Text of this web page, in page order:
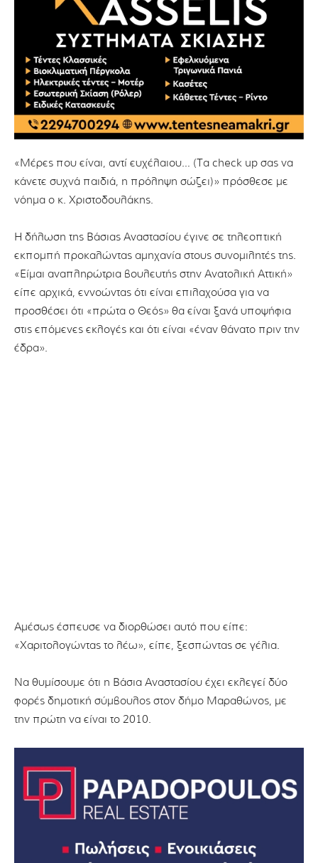
«Μέρες που είναι, αντί ευχέλαιου… (Τα check up σας να
κάνετε συχνά παιδιά, η πρόληψη σώζει)» πρόσθεσε με
νόημα ο κ. Χριστοδουλάκης.
Η δήλωση της Βάσιας Αναστασίου έγινε σε τηλεοπτική
εκπομπή προκαλώντας αμηχανία στους συνομιλητές της.
«Είμαι αναπληρώτρια βουλευτής στην Ανατολική Αττική»
είπε αρχικά, εννοώντας ότι είναι επιλαχούσα για να
προσθέσει ότι «πρώτα ο Θεός» θα είναι ξανά υποψήφια
στις επόμενες εκλογές και ότι είναι «έναν θάνατο πριν την
έδρα».
Αμέσως έσπευσε να διορθώσει αυτό που είπε:
«Χαριτολογώντας το λέω», είπε, ξεσπώντας σε γέλια.
Να θυμίσουμε ότι η Βάσια Αναστασίου έχει εκλεγεί δύο
φορές δημοτική σύμβουλος στον δήμο Μαραθώνος, με
την πρώτη να είναι το 2010.